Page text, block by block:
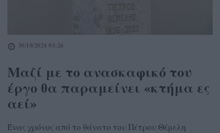
30/10/2024 05:26
Μαζί με το ανασκαφικό του
έργο θα παραμείνει «κτήμα ες
αεί»
Ένας χρόνος από το θάνατο του Πέτρου Θέμελη